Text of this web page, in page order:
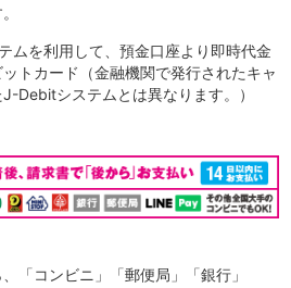
ムを利用して、預金口座より即時代金
トカード（金融機関で発行されたキャ
Debitシステムとは異なります。）
「コンビニ」「郵便局」「銀行」